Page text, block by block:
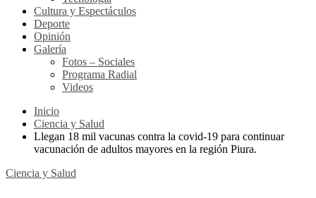
Cultura y Espectáculos
Deporte
Opinión
Galería
Fotos – Sociales
Programa Radial
Videos
Inicio
Ciencia y Salud
Llegan 18 mil vacunas contra la covid-19 para continuar
vacunación de adultos mayores en la región Piura.
Ciencia y Salud